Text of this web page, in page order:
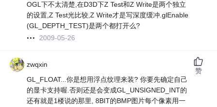
OGL下不太清楚,在D3D下Z Test和Z Write是两个独立
的设置,Z Test光比较,Z Write才是写深度缓冲.glEnable
(GL_DEPTH_TEST)是两个都打开么?
2009-05-26
zwqxin
GL_FLOAT...你是想用浮点纹理来装? 你要先确定自己
的显卡支持喔.否则还是会变成GL_UNSIGNED_INT的
还有就是1楼说的那里, 8BIT的BMP图片每个像素用一
赞